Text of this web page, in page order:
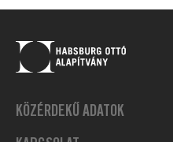
KÖZÉRDEKŰ ADATOK